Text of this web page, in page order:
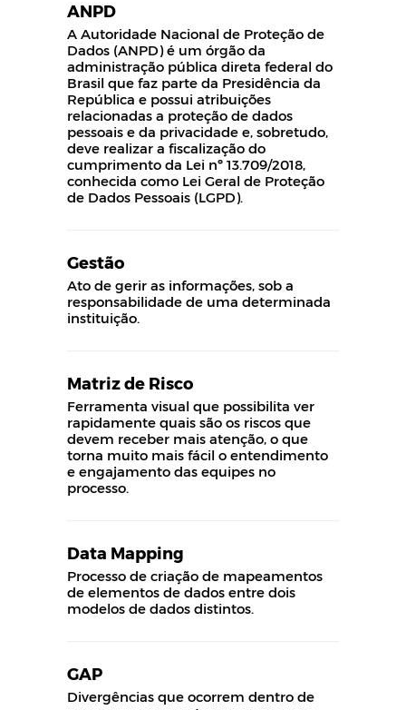
ANPD
A Autoridade Nacional de Proteção de
Dados (ANPD) é um órgão da
administração pública direta federal do
Brasil que faz parte da Presidência da
República e possui atribuições
relacionadas a proteção de dados
pessoais e da privacidade e, sobretudo,
deve realizar a fiscalização do
cumprimento da Lei nº 13.709/2018,
conhecida como Lei Geral de Proteção
de Dados Pessoais (LGPD).
Gestão
Ato de gerir as informações, sob a
responsabilidade de uma determinada
instituição.
Matriz de Risco
Ferramenta visual que possibilita ver
rapidamente quais são os riscos que
devem receber mais atenção, o que
torna muito mais fácil o entendimento
e engajamento das equipes no
processo.
Data Mapping
Processo de criação de mapeamentos
de elementos de dados entre dois
modelos de dados distintos.
GAP
Divergências que ocorrem dentro de